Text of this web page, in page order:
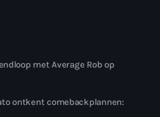
met Average Rob op
ontkent comebackplannen: